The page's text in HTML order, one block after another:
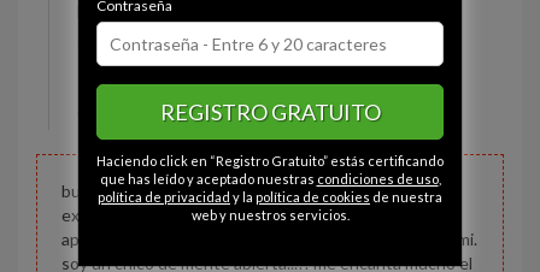
Estado civil:
Ojos: Marrón
Constitución: Deportista
busco mujeres bellas que les guste el placer de vivir
experiencias inolvidables .!! me gustaria mucho
aprender de ellas y que sobretodo ellas aprendan de mi.
soy un chico de mente abierta...!! me encanta mucho el
Contraseña
REGISTRO GRATUITO
Haciendo click en “Registro Gratuito” estás certificando
que has leído y aceptado nuestras condiciones de uso,
política de privacidad y la política de cookies de nuestra
web y nuestros servicios.